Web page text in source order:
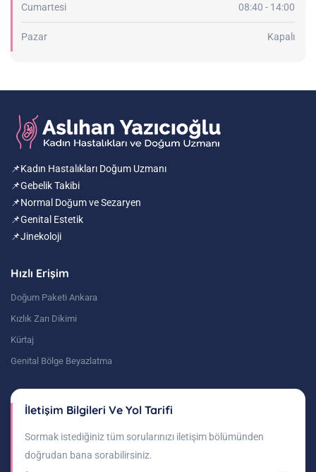
Cumartesi 08:40 - 14:00
Pazar Kapalı
📌Kadın Hastalıkları Doğum Uzmanı
📌Gebelik Takibi
📌Normal Doğum ve Sezaryen
📌Genital Estetik
📌Jinekoloji
Hızlı Erişim
Doğum Paketi Ankara
Kızlık Zarı Dikimi
Kürtaj
Genital Bölge Beyazlatma
İletişim Bilgileri Ve Yol Tarifi
Sormak istediğiniz tüm sorularınızı iletişim bölümünden
doğrudan bana sorabilirsiniz.